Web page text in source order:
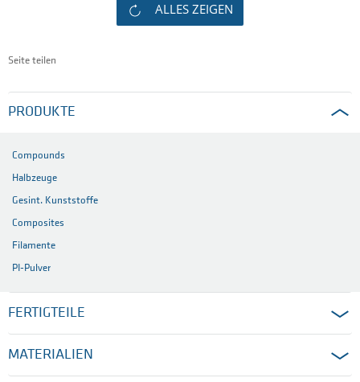
ALLES ZEIGEN
Seite teilen
PRODUKTE
Compounds
Halbzeuge
Gesint. Kunststoffe
Composites
Filamente
PI-Pulver
FERTIGTEILE
MATERIALIEN